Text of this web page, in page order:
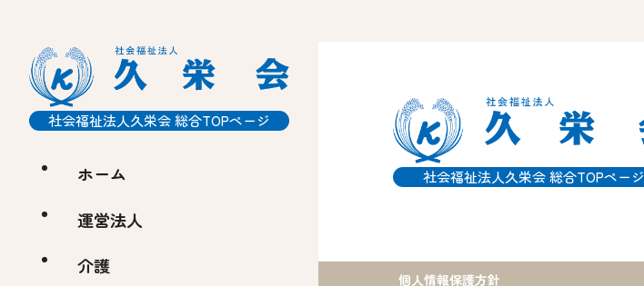
社会福祉法人久栄会総合TOPページ
ホーム
運営法人
介護
社会福祉法人久栄会 総合TOPページ
個人情報保護方針